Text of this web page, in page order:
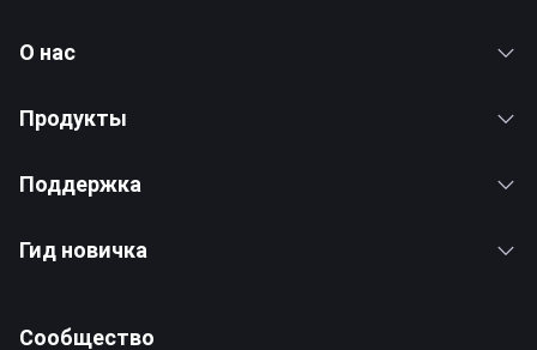
О нас
Продукты
Поддержка
Гид новичка
Сообщество